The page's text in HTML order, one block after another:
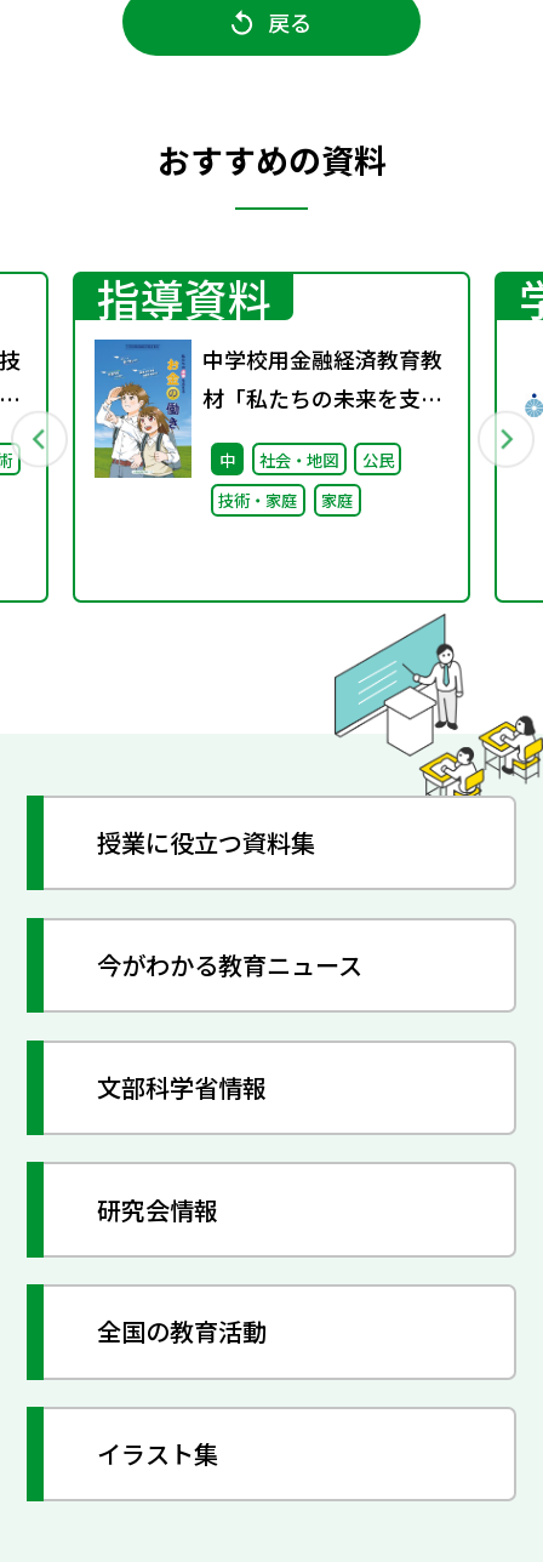
戻る
おすすめの資料
指導資料
中学校用金融経済教育教
材「私たちの未来を支え
る『お金の働き』」
中 社会・地図
公民
技術・家庭
家庭
授業に役立つ資料集
今がわかる教育ニュース
文部科学省情報
研究会情報
全国の教育活動
イラスト集